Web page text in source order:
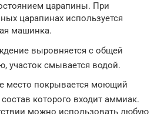
царапины. При
царапинах используется
машинка.
выровняется с общей
участок смывается водой.
место покрывается моющий
которого входит аммиак.
можно использовать любую